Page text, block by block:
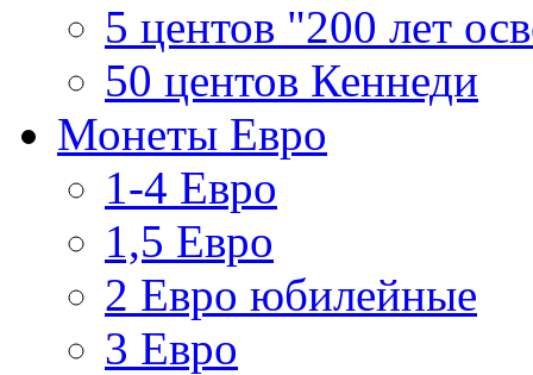
5 центов "200 лет
50 центов Кеннеди
Монеты Евро
1-4 Евро
1,5 Евро
2 Евро юбилейные
3 Евро